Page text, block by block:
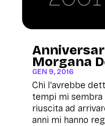
Morgana
GEN 9, 2016
Chi l'avrebbe
tempi mi
riuscita ad
anni mi hanno